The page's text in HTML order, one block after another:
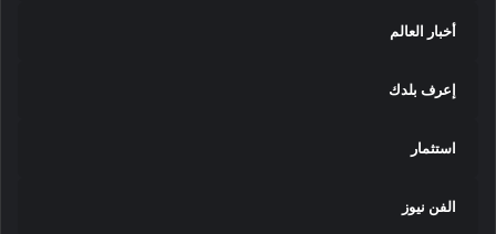
أخبار العالم
إعرف بلدك
استثمار
الفن نيوز